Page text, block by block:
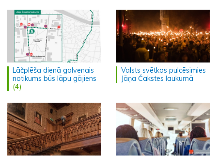
Lāčplēša dienā galvenais
notikums būs lāpu gājiens
(4)
Valsts svētkos pulcēsimies
Jāņa Čakstes laukumā